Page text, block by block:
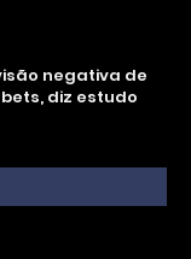
negativa de
diz estudo